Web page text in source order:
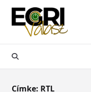
Skip
content
Címke: RTL